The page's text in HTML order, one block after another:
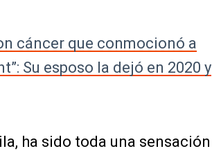
cáncer que conmocionó a
Su esposo la dejó en 2020 y
ha sido toda una sensación